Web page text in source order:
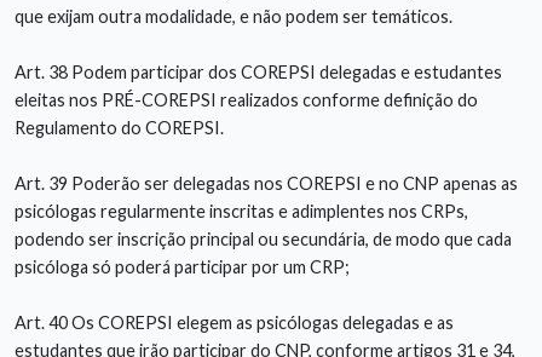
que exijam outra modalidade, e não podem ser temáticos.
Art. 38 Podem participar dos COREPSI delegadas e estudantes
eleitas nos PRÉ-COREPSI realizados conforme definição do
Regulamento do COREPSI.
Art. 39 Poderão ser delegadas nos COREPSI e no CNP apenas as
psicólogas regularmente inscritas e adimplentes nos CRPs,
podendo ser inscrição principal ou secundária, de modo que cada
psicóloga só poderá participar por um CRP;
Art. 40 Os COREPSI elegem as psicólogas delegadas e as
estudantes que irão participar do CNP, conforme artigos 31 e 34,